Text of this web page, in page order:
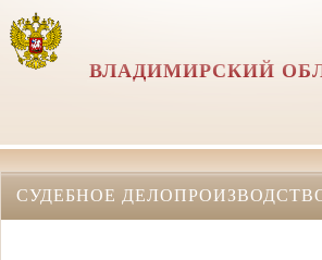
ВЛАДИМИРСКИЙ
СУДЕБНОЕ